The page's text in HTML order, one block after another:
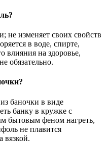
не изменяет своих свойств
в воде, спирте,
влияния на здоровье,
обязательно.
баночки в виде
банку в кружке с
бытовым феном нагреть,
не плавится
вязкой.